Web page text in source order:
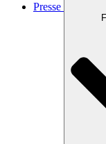
Presse